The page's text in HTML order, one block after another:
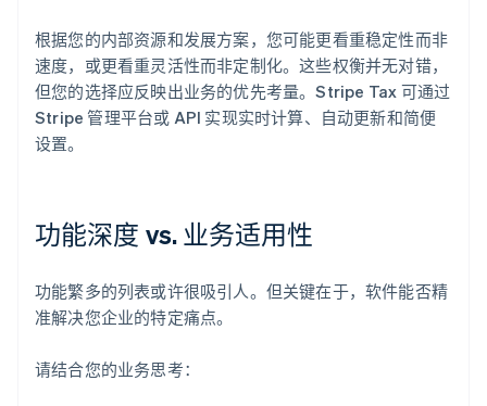
根据您的内部资源和发展方案，您可能更看重稳定性而非
速度，或更看重灵活性而非定制化。这些权衡并无对错，
但您的选择应反映出业务的优先考量。Stripe Tax 可通过
Stripe 管理平台或 API 实现实时计算、自动更新和简便
设置。
功能深度 vs. 业务适用性
功能繁多的列表或许很吸引人。但关键在于，软件能否精
准解决您企业的特定痛点。
请结合您的业务思考：